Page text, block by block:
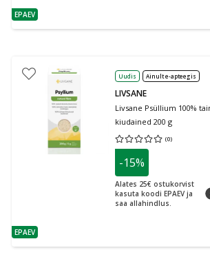
nõuanne
EPAEV
nõuanne
EPAEV
Uudis Ainult e-apteegis
LIVSANE
Livsane Psüllium 100%
kiudained 200 g
(0)
Keskmine hinnang 0.00
-15%
Alates 25€ ostukorvist
kasuta koodi EPAEV ja
saa allahindlus.